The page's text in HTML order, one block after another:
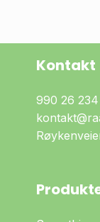
Kontakt
990 26 234